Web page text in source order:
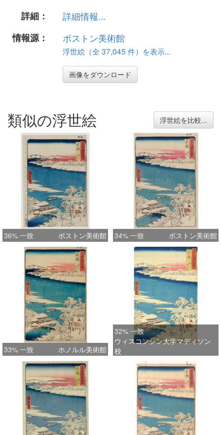
詳細：
詳細情報...
情報源：
ボストン美術館
浮世絵（全 37,045 件）を表示...
画像をダウンロード
類似の浮世絵 浮世絵を比較...
36% 一致 ボストン美術館 34% 一致 ボストン美術館
33% 一致 ホノルル美術館
32% 一致
ウィスコンシン大学マディソン
校